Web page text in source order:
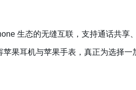
生态的无缝互联，支持通话共享
果耳机与苹果手表，真正为选择一